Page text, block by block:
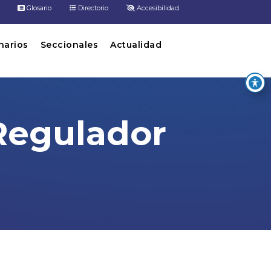
Glosario Directorio Accesibilidad
Seccionales Actualidad